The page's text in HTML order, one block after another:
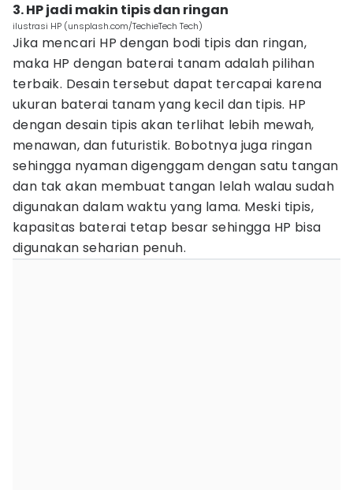
3. HP jadi makin tipis dan ringan
ilustrasi HP (unsplash.com/TechieTech Tech)
Jika mencari HP dengan bodi tipis dan ringan,
maka HP dengan baterai tanam adalah pilihan
terbaik. Desain tersebut dapat tercapai karena
ukuran baterai tanam yang kecil dan tipis. HP
dengan desain tipis akan terlihat lebih mewah,
menawan, dan futuristik. Bobotnya juga ringan
sehingga nyaman digenggam dengan satu tangan
dan tak akan membuat tangan lelah walau sudah
digunakan dalam waktu yang lama. Meski tipis,
kapasitas baterai tetap besar sehingga HP bisa
digunakan seharian penuh.